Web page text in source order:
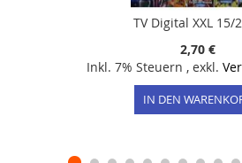
TV Digital XXL 15/
2,70 €
Inkl. 7% Steuern , exkl.
IN DEN